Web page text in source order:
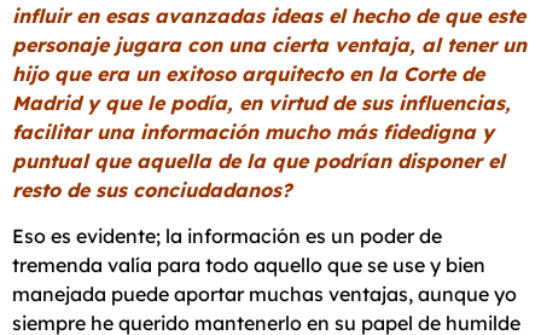
influir en esas avanzadas ideas el hecho de que este
personaje jugara con una cierta ventaja, al tener un
hijo que era un exitoso arquitecto en la Corte de
Madrid y que le podía, en virtud de sus influencias,
facilitar una información mucho más fidedigna y
puntual que aquella de la que podrían disponer el
resto de sus conciudadanos?
Eso es evidente; la información es un poder de
tremenda valía para todo aquello que se use y bien
manejada puede aportar muchas ventajas, aunque yo
siempre he querido mantenerlo en su papel de humilde